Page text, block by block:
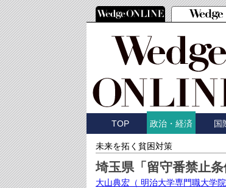
TOP 政治・経済 国
未来を拓く貧困対策
埼玉県「留守番禁止
大山典宏 （ 明治大学専門職大学